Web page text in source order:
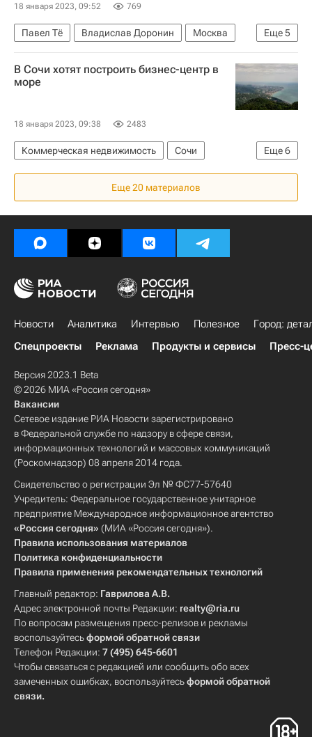
Жилищник
Новый год
Аналитика – РИА Недвижимость
Город: детали – РИА Недвижимость
18 января 2023, 09:52 769
Еще5
Павел Тё Владислав Доронин
Москва
Capital Group
Сумма
Экспоцентр
Небоскребы
Москва-Сити
В Сочи хотят построить бизнес-центр в
море
18 января 2023, 09:38 2483
Еще6
Коммерческая недвижимость
Сочи
Россия
Адлер
Строительство
Инфраструктура
Краснодарский край
Еще 20 материалов
Новости Аналитика Интервью Полезное
Город:
Спецпроекты
Реклама Продукты и сервисы Пресс-
Версия 2023.1 Beta
© 2026 МИА «Россия сегодня»
Вакансии
Сетевое издание РИА Новости зарегистрировано
в Федеральной службе по надзору в сфере связи,
информационных технологий и массовых коммуникаций
(Роскомнадзор) 08 апреля 2014 года.
Свидетельство о регистрации Эл № ФС77-57640
Учредитель: Федеральное государственное унитарное
предприятие Международное информационное агентство
«Россия сегодня» (МИА «Россия сегодня»).
Правила использования материалов
Политика конфиденциальности
Правила применения рекомендательных технологий
Главный редактор: Гаврилова А.В.
Адрес электронной почты Редакции: realty@ria.ru
По вопросам размещения пресс-релизов и рекламы
воспользуйтесьформой обратной связи
Телефон Редакции: 7 (495) 645-6601
Чтобы связаться с редакцией или сообщить обо всех
замеченных ошибках, воспользуйтесьформой обратной
связи.